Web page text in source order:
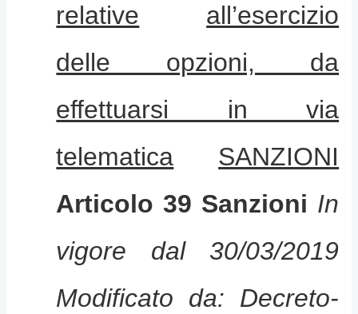
relative
all’esercizio
delle opzioni, da
effettuarsi in via
telematica
SANZIONI
Articolo 39 Sanzioni In
vigore dal 30/03/2019
Modificato da: Decreto-